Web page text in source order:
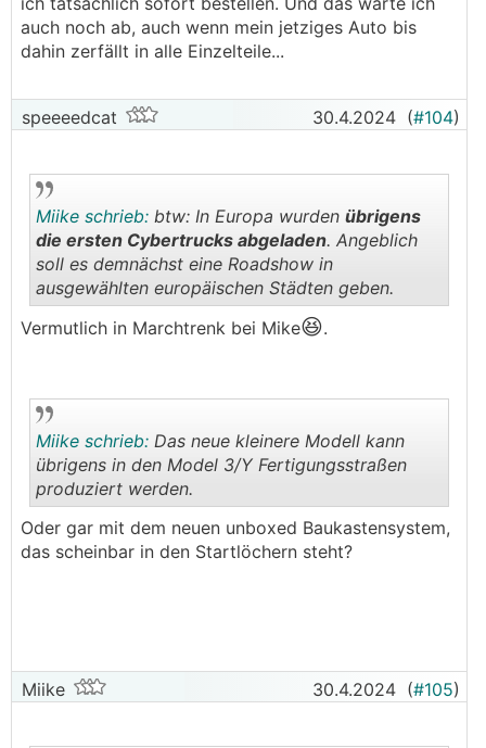
auch noch ab, auch wenn mein jetziges Auto bis
dahin zerfällt in alle Einzelteile...
speeeedcat 30.4.2024 (#104)
..
Miike schrieb: btw: In Europa wurden übrigens
die ersten Cybertrucks abgeladen. Angeblich
soll es demnächst eine Roadshow in
ausgewählten europäischen Städten geben.
Vermutlich in Marchtrenk bei Mike😆.
.
Miike schrieb: Das neue kleinere Modell kann
übrigens in den Model 3/Y Fertigungsstraßen
produziert werden.
Oder gar mit dem neuen unboxed Baukastensystem,
das scheinbar in den Startlöchern steht?
Miike 30.4.2024 (#105)